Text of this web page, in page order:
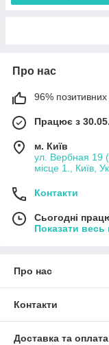
Про нас
96% позитивних
Працює з
м. Київ
ул. Вербная 19
місце 1., Київ,
Контакти
Сьогодні
Показати весь
Про нас
Контакти
Доставка та оплата